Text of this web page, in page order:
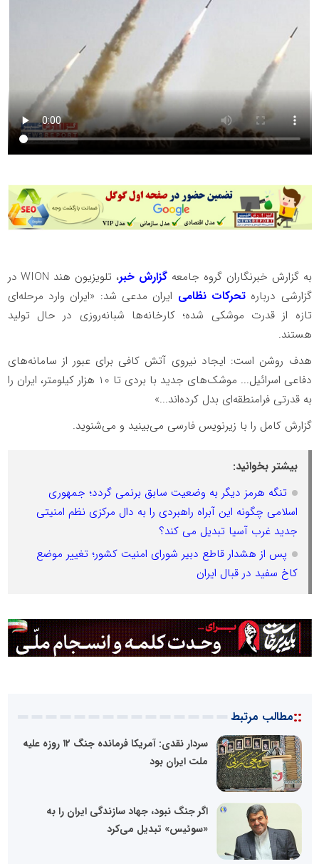
به گزارش خبرنگاران گروه جامعه گزارش خبر
، تلویزیون هند WION در
گزارشی درباره تحرکات نظامی ایران مدعی شد: «ایران وارد مرحله‌ای
تازه از قدرت موشکی شده؛ کارخانه‌ها شبانه‌روزی در حال تولید
هستند.
هدف روشن است: ایجاد نیروی آتش کافی برای عبور از سامانه‌های
دفاعی اسرائیل... موشک‌های جدید با بردی تا 10 هزار کیلومتر، ایران را
به قدرتی فرامنطقه‌ای بدل کرده‌اند...»
گزارش کامل را با زیرنویس فارسی می‌بینید و می‌شنوید.
بیشتر بخوانید:
تنگه هرمز دیگر به وضعیت سابق برنمی گردد؛ جمهوری
اسلامی چگونه این آبراه راهبردی را به دال مرکزی نظم امنیتی
جدید غرب آسیا تبدیل می کند؟
پس از هشدار قاطع دبیر شورای امنیت کشور؛ تغییر موضع
کاخ سفید در قبال ایران
::مطالب مرتبط
سردار نقدی: آمریکا فرمانده جنگ ۱۲ روزه علیه
ملت ایران بود
اگر جنگ نبود، جهاد سازندگی ایران را به
«سوئیس» تبدیل می‌کرد